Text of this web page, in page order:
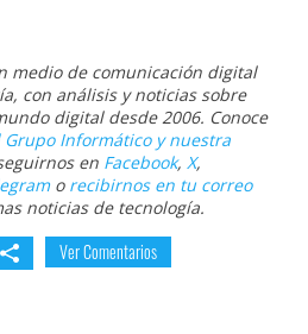
medio de comunicación digital
con análisis y noticias sobre
digital desde 2006. Conoce
Grupo Informático y nuestra
en Facebook, X,
o recibirnos en tu correo
noticias de tecnología.
Ver Comentarios